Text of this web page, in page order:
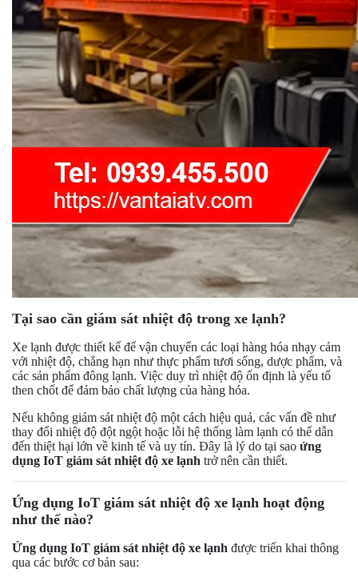
Tại sao cần giám sát nhiệt độ trong xe lạnh?
Xe lạnh được thiết kế để vận chuyển các loại hàng hóa nhạy cảm
với nhiệt độ, chẳng hạn như thực phẩm tươi sống, dược phẩm, và
các sản phẩm đông lạnh. Việc duy trì nhiệt độ ổn định là yếu tố
then chốt để đảm bảo chất lượng của hàng hóa.
Nếu không giám sát nhiệt độ một cách hiệu quả, các vấn đề như
thay đổi nhiệt độ đột ngột hoặc lỗi hệ thống làm lạnh có thể dẫn
đến thiệt hại lớn về kinh tế và uy tín. Đây là lý do tại sao ứng
dụng IoT giám sát nhiệt độ xe lạnh trở nên cần thiết.
Ứng dụng IoT giám sát nhiệt độ xe lạnh hoạt động
như thế nào?
Ứng dụng IoT giám sát nhiệt độ xe lạnh được triển khai thông
qua các bước cơ bản sau: